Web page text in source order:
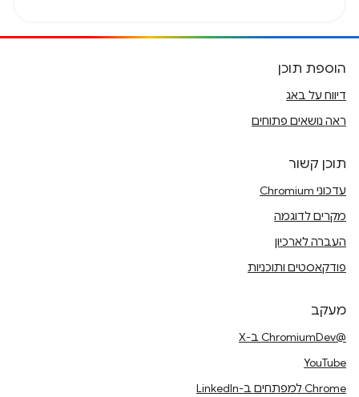
הוספת תוכן
דיווח על באג
ראה נושאים פתוחים
תוכן קשור
עדכוני Chromium
מקרים לדוגמה
העברה לארכיון
פודקאסטים ותוכניות
מעקב
@ChromiumDev ב-X
YouTube
Chrome למפתחים ב-LinkedIn